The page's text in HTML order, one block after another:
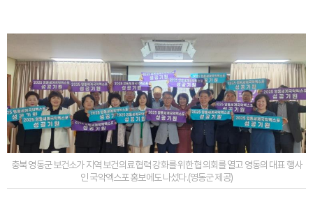
충북 영동군 보건소가 지역 보건의료 협력 강화를 위한 협의회를 열고 영동의 대표 행사
인 국악엑스포 홍보에도 나섰다.(영동군 제공)